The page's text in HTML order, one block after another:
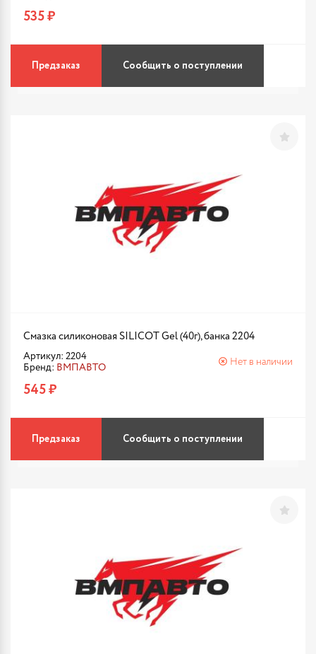
535 ₽
Предзаказ Сообщить о поступлении
Смазка силиконовая SILICOT Gel (40г), банка 2204
Артикул: 2204
Бренд: ВМПАВТО
Нет в наличии
545 ₽
Предзаказ Сообщить о поступлении